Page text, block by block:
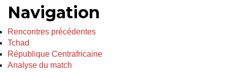
Navigation
Rencontres précédentes
Tchad
République Centrafricaine
Analyse du match